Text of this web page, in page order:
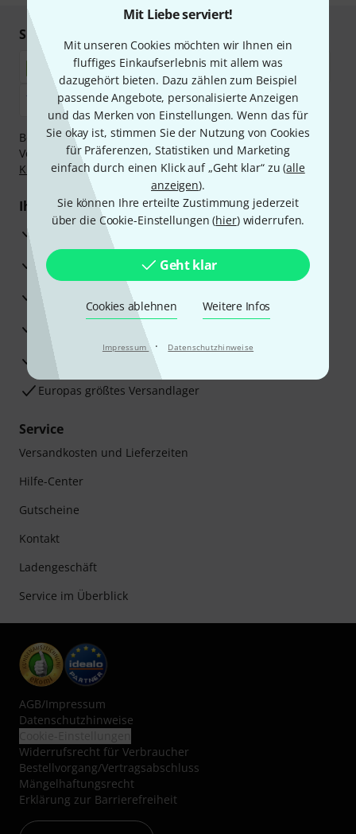
Mit Liebe serviert!
Mit unseren Cookies möchten wir Ihnen ein
fluffiges Einkaufserlebnis mit allem was
dazugehört bieten. Dazu zählen zum Beispiel
passende Angebote, personalisierte Anzeigen
und das Merken von Einstellungen. Wenn das für
Sie okay ist, stimmen Sie der Nutzung von Cookies
für Präferenzen, Statistiken und Marketing
einfach durch einen Klick auf „Geht klar“ zu (alle
anzeigen).
Sie können Ihre erteilte Zustimmung jederzeit
über die Cookie-Einstellungen (hier) widerrufen.
Geht klar
Cookies ablehnen Weitere Infos
Impressum · Datenschutzhinweise
Sicher einkaufen & bezahlen
Bezahlen Sie vertraulich und sicher per Nachnahme,
Vorkasse, PayPal, Amazon Pay,Klarna Sofort bezahlen
Klarna Ratenzahlungoder Kreditkarte.
Ihre Vorteile
3 Jahre Thomann Garantie
30 Tage Money-Back-Garantie
Beratung durch Fachexperten
Zufriedenheitsgarantie
Europas größtes Versandlager
Service
Versandkosten und Lieferzeiten
Hilfe-Center
Gutscheine
Kontakt
Ladengeschäft
Service im Überblick
AGB/Impressum
Datenschutzhinweise
Widerrufsrecht für Verbraucher
Bestellvorgang/Vertragsabschluss
Mängelhaftungsrecht
Erklärung zur Barrierefreiheit